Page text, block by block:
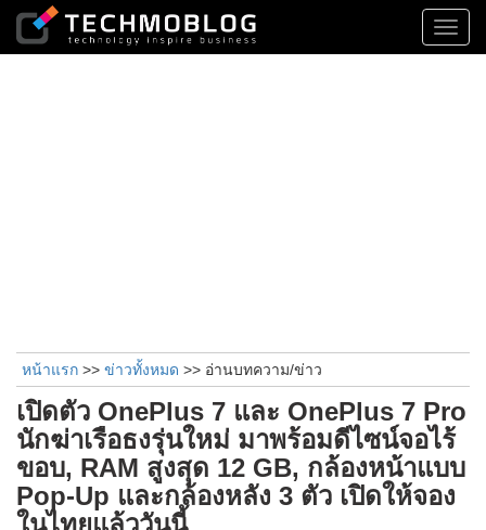
หน้าแรก >> ข่าวทั้งหมด >> อ่านบทความ/ข่าว
เปิดตัว OnePlus 7 และ OnePlus 7 Pro
นักฆ่าเรือธงรุ่นใหม่ มาพร้อมดีไซน์จอไร้
ขอบ, RAM สูงสุด 12 GB, กล้องหน้าแบบ
Pop-Up และกล้องหลัง 3 ตัว เปิดให้จอง
ในไทยแล้ววันนี้